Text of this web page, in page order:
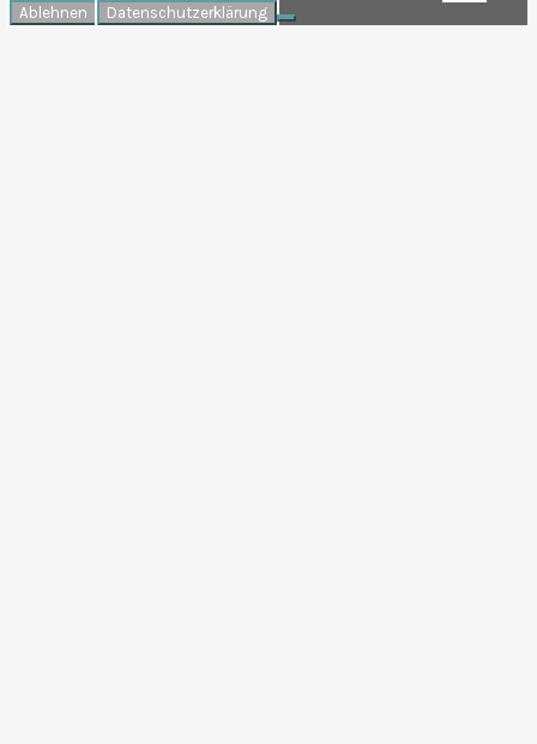
Ablehnen
Datenschutzerklärung